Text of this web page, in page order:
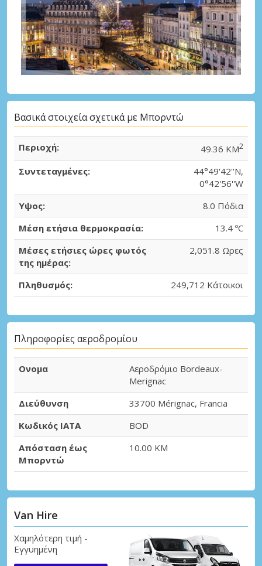
Βασικά στοιχεία σχετικά με Μπορντώ
Περιοχή: 49.36 KM2
Συντεταγμένες:
44°49'42''N,
0°42'56''W
Υψος:
8.0 Πόδια
Μέση ετήσια θερμοκρασία:
13.4 ºC
Μέσες ετήσιες ώρες φωτός
της ημέρας:
2,051.8 Ωρες
Πληθυσμός: 249,712 Κάτοικοι
Πληροφορίες αεροδρομίου
Ονομα
Αεροδρόμιο Bordeaux-
Merignac
Διεύθυνση
33700 Mérignac, Francia
Κωδικός IATA
BOD
Απόσταση έως
Μπορντώ
10.00 KM
Van Hire
Χαμηλότερη τιμή -
Εγγυημένη